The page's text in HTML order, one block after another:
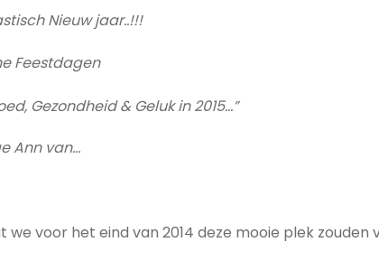
Nieuw jaar..!!!
Feestdagen
Gezondheid & Geluk in 2015…”
Ann van…
we voor het eind van 2014 deze mooie plek